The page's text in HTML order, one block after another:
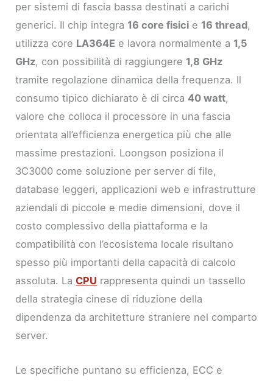
per sistemi di fascia bassa destinati a carichi
generici. Il chip integra 16 core fisici e 16 thread,
utilizza core LA364E e lavora normalmente a 1,5
GHz, con possibilità di raggiungere 1,8 GHz
tramite regolazione dinamica della frequenza. Il
consumo tipico dichiarato è di circa40 watt,
valore che colloca il processore in una fascia
orientata all’efficienza energetica più che alle
massime prestazioni. Loongson posiziona il
3C3000 come soluzione per server di file,
database leggeri, applicazioni web e infrastrutture
aziendali di piccole e medie dimensioni, dove il
costo complessivo della piattaforma e la
compatibilità con l’ecosistema locale risultano
spesso più importanti della capacità di calcolo
assoluta. LaCPU rappresenta quindi un tassello
della strategia cinese di riduzione della
dipendenza da architetture straniere nel comparto
server.
Le specifiche puntano su efficienza, ECC e